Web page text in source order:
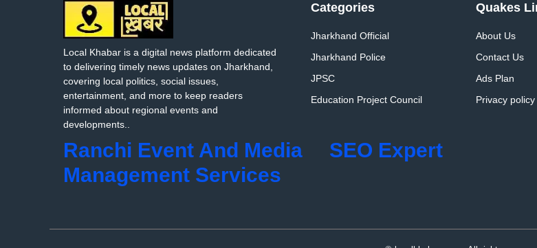
Local Khabar is a digital news platform dedicated
to delivering timely news updates on Jharkhand,
covering local politics, social issues,
entertainment, and more to keep readers
informed about regional events and
developments..
Categories
Jharkhand Official
Jharkhand Police
JPSC
Education Project Council
Quakes
About Us
Contact Us
Ads Plan
Privacy policy
Ranchi Event And Media
Management Services
SEO Expert